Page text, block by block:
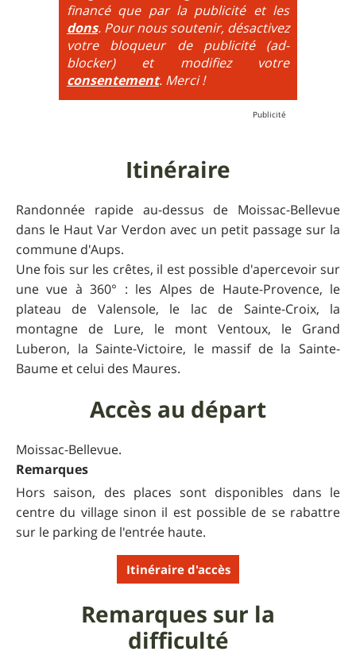
= On prend les difficultés du niveau 5 et on les
additionne, c'est à dire qu'on peut combiner pente
très raide avec épingles trialisantes !
financé que par la publicité et les
dons. Pour nous soutenir, désactivez
votre bloqueur de publicité (ad-
blocker) et modifiez votre
consentement. Merci !
Itinéraire
Randonnée rapide au-dessus de Moissac-Bellevue
dans le Haut Var Verdon avec un petit passage sur la
commune d'Aups.
Une fois sur les crêtes, il est possible d'apercevoir sur
une vue à 360° : les Alpes de Haute-Provence, le
plateau de Valensole, le lac de Sainte-Croix, la
montagne de Lure, le mont Ventoux, le Grand
Luberon, la Sainte-Victoire, le massif de la Sainte-
Baume et celui des Maures.
Accès au départ
Moissac-Bellevue.
Remarques
Hors saison, des places sont disponibles dans le
centre du village sinon il est possible de se rabattre
sur le parking de l'entrée haute.
Itinéraire d'accès
Remarques sur la
difficulté